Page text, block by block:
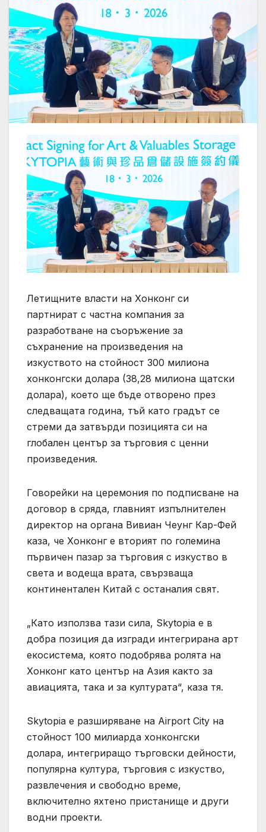
Летищните власти на Хонконг си
партнират с частна компания за
разработване на съоръжение за
съхранение на произведения на
изкуството на стойност 300 милиона
хонконгски долара (38,28 милиона щатски
долара), което ще бъде отворено през
следващата година, тъй като градът се
стреми да затвърди позицията си на
глобален център за търговия с ценни
произведения.
Говорейки на церемония по подписване на
договор в сряда, главният изпълнителен
директор на органа Вивиан Чеунг Кар-Фей
каза, че Хонконг е вторият по големина
първичен пазар за търговия с изкуство в
света и водеща врата, свързваща
континентален Китай с останалия свят.
„Като използва тази сила, Skytopia е в
добра позиция да изгради интегрирана арт
екосистема, която подобрява ролята на
Хонконг като център на Азия както за
авиацията, така и за културата“, каза тя.
Skytopia е разширяване на Airport City на
стойност 100 милиарда хонконгски
долара, интегриращо търговски дейности,
популярна култура, търговия с изкуство,
развлечения и свободно време,
включително яхтено пристанище и други
водни проекти.